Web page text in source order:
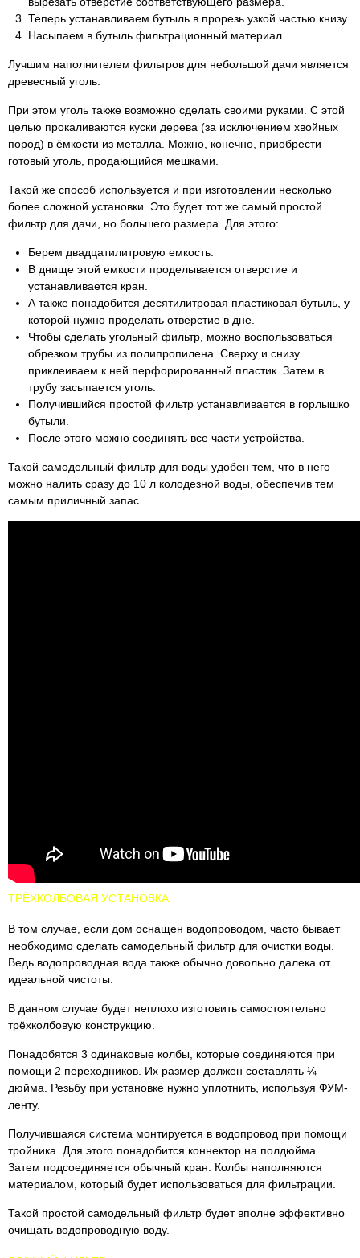
Теперь устанавливаем бутыль в прорезь узкой частью книзу.
Насыпаем в бутыль фильтрационный материал.
Лучшим наполнителем фильтров для небольшой дачи является
древесный уголь.
При этом уголь также возможно сделать своими руками. С этой
целью прокаливаются куски дерева (за исключением хвойных
пород) в ёмкости из металла. Можно, конечно, приобрести
готовый уголь, продающийся мешками.
Такой же способ используется и при изготовлении несколько
более сложной установки. Это будет тот же самый простой
фильтр для дачи, но большего размера. Для этого:
Берем двадцатилитровую емкость.
В днище этой емкости проделывается отверстие и
устанавливается кран.
А также понадобится десятилитровая пластиковая бутыль, у
которой нужно проделать отверстие в дне.
Чтобы сделать угольный фильтр, можно воспользоваться
обрезком трубы из полипропилена. Сверху и снизу
приклеиваем к ней перфорированный пластик. Затем в
трубу засыпается уголь.
Получившийся простой фильтр устанавливается в горлышко
бутыли.
После этого можно соединять все части устройства.
Такой самодельный фильтр для воды удобен тем, что в него
можно налить сразу до 10 л колодезной воды, обеспечив тем
самым приличный запас.
ТРЁХКОЛБОВАЯ УСТАНОВКА
В том случае, если дом оснащен водопроводом, часто бывает
необходимо сделать самодельный фильтр для очистки воды.
Ведь водопроводная вода также обычно довольно далека от
идеальной чистоты.
В данном случае будет неплохо изготовить самостоятельно
трёхколбовую конструкцию.
Понадобятся 3 одинаковые колбы, которые соединяются при
помощи 2 переходников. Их размер должен составлять ¼
дюйма. Резьбу при установке нужно уплотнить, используя ФУМ-
ленту.
Получившаяся система монтируется в водопровод при помощи
тройника. Для этого понадобится коннектор на полдюйма.
Затем подсоединяется обычный кран. Колбы наполняются
материалом, который будет использоваться для фильтрации.
Такой простой самодельный фильтр будет вполне эффективно
очищать водопроводную воду.